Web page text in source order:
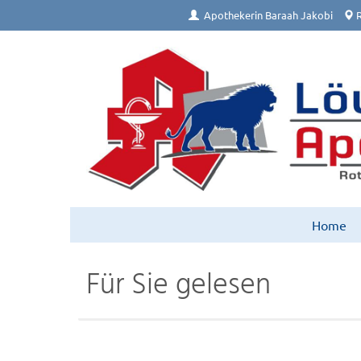
Apothekerin Baraah Jakobi
Home
Für Sie gelesen